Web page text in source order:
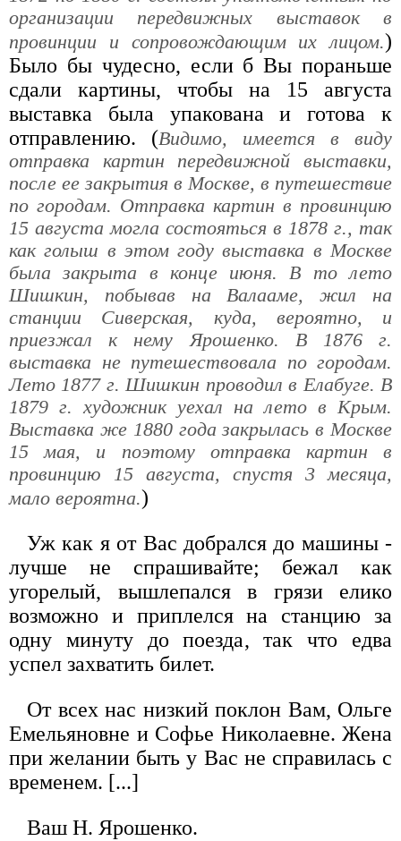
организации передвижных выставок в
провинции и сопровождающим их лицом.)
Было бы чудесно, если б Вы пораньше
сдали картины, чтобы на 15 августа
выставка была упакована и готова к
отправлению. (Видимо, имеется в виду
отправка картин передвижной выставки,
после ее закрытия в Москве, в путешествие
по городам. Отправка картин в провинцию
15 августа могла состояться в 1878 г., так
как голыш в этом году выставка в Москве
была закрыта в конце июня. В то лето
Шишкин, побывав на Валааме, жил на
станции Сиверская, куда, вероятно, и
приезжал к нему Ярошенко. В 1876 г.
выставка не путешествовала по городам.
Лето 1877 г. Шишкин проводил в Елабуге. В
1879 г. художник уехал на лето в Крым.
Выставка же 1880 года закрылась в Москве
15 мая, и поэтому отправка картин в
провинцию 15 августа, спустя 3 месяца,
мало вероятна.)
Уж как я от Вас добрался до машины -
лучше не спрашивайте; бежал как
угорелый, вышлепался в грязи елико
возможно и приплелся на станцию за
одну минуту до поезда, так что едва
успел захватить билет.
От всех нас низкий поклон Вам, Ольге
Емельяновне и Софье Николаевне. Жена
при желании быть у Вас не справилась с
временем. [...]
Ваш Н. Ярошенко.